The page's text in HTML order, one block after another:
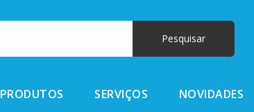
PRODUTOS SERVIÇOS NOVIDADES